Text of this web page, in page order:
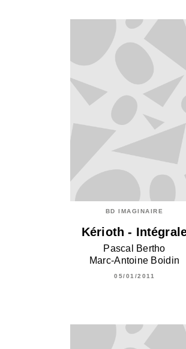
BD IMAGINAIRE
Kérioth -
Pascal Bertho
Marc-Antoine Boidin
05/01/2011